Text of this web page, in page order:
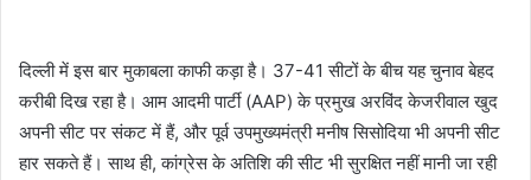
दिल्ली में इस बार मुकाबला काफी कड़ा है। 37-41 सीटों के बीच यह चुनाव बेहद
करीबी दिख रहा है। आम आदमी पार्टी (AAP) के प्रमुख अरविंद केजरीवाल खुद
अपनी सीट पर संकट में हैं, और पूर्व उपमुख्यमंत्री मनीष सिसोदिया भी अपनी सीट
हार सकते हैं। साथ ही, कांग्रेस के अतिशि की सीट भी सुरक्षित नहीं मानी जा रही